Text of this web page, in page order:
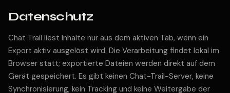
Datenschutz
Chat Trail liest Inhalte nur aus dem aktiven Tab, wenn ein
Export aktiv ausgelöst wird. Die Verarbeitung findet lokal im
Browser statt; exportierte Dateien werden direkt auf dem
Gerät gespeichert. Es gibt keinen Chat-Trail-Server, keine
Synchronisierung, kein Tracking und keine Weitergabe der